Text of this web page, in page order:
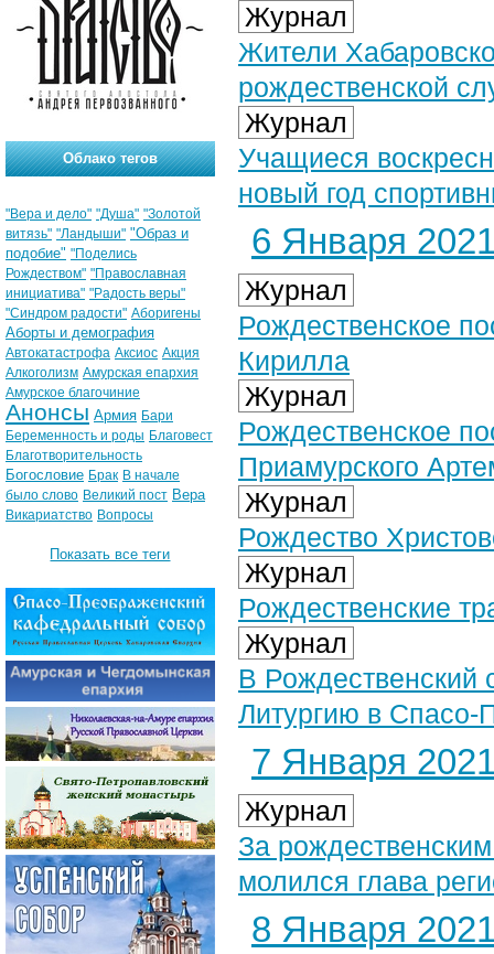
Журнал
Жители
рождественской
Журнал
Учащиеся
новый год
6 Января 2021
Журнал
Рождественское
Кирилла
Журнал
Рождественское
Приамурского
Журнал
Рождество
Журнал
Рождественские
Журнал
В Рождественский
Литургию в
7 Января 2021
Журнал
За
молился глава
8 Января 2021
Облако тегов
"Вера и дело" "Душа" "Золотой
витязь" "Ландыши" "Образ и
подобие" "Поделись
Рождеством" "Православная
инициатива" "Радость веры"
"Синдром радости" Аборигены
Аборты и демография
Автокатастрофа Аксиос Акция
Алкоголизм Амурская епархия
Амурское благочиние
Анонсы Армия Бари
Беременность и роды Благовест
Благотворительность
Богословие Брак В начале
было слово Великий пост Вера
Викариатство Вопросы
Показать все теги